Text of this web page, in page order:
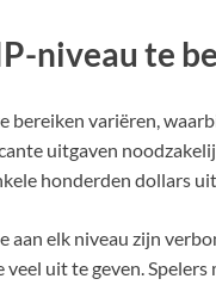
niveau te
bereiken variëren,
uitgaven
honderden dollars
aan elk niveau zijn
uit te geven.